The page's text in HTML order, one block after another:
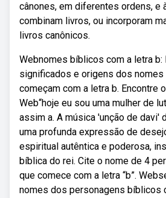
cânones, em diferentes ordens, e
combinam livros, ou incorporam
livros canônicos.
Webnomes bíblicos com a letra b:
significados e origens dos
começam com a letra b. Encontre
Web“hoje eu sou uma mulher de
assim a. A música 'unção de davi'
uma profunda expressão de
espiritual autêntica e poderosa,
bíblica do rei. Cite o nome de 4
que comece com a letra “b”.
nomes dos personagens bíblicos